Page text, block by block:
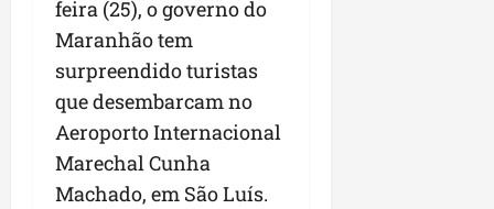
feira (25), o governo do
Maranhão tem
surpreendido turistas
que desembarcam no
Aeroporto Internacional
Marechal Cunha
Machado, em São Luís.